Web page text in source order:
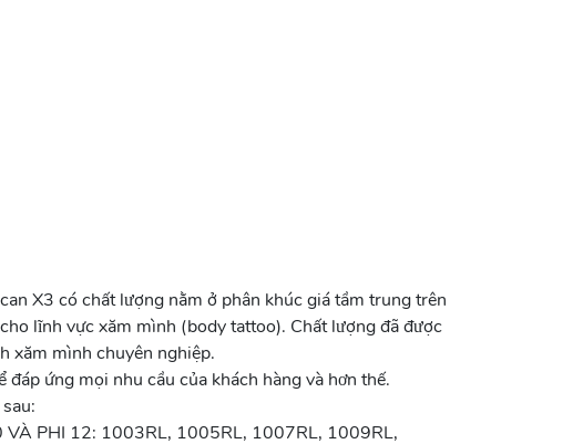
X3 có chất lượng nằm ở phân khúc giá tầm trung trên
lĩnh vực xăm mình (body tattoo). Chất lượng đã được
xăm mình chuyên nghiệp.
ứng mọi nhu cầu của khách hàng và hơn thế.
VÀ PHI 12: 1003RL, 1005RL, 1007RL, 1009RL,